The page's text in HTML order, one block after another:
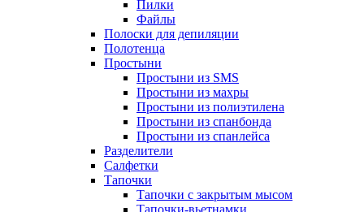
Пилки
Файлы
Полоски для депиляции
Полотенца
Простыни
Простыни из SMS
Простыни из махры
Простыни из полиэтилена
Простыни из спанбонда
Простыни из спанлейса
Разделители
Салфетки
Тапочки
Тапочки с закрытым мысом
Тапочки-вьетнамки